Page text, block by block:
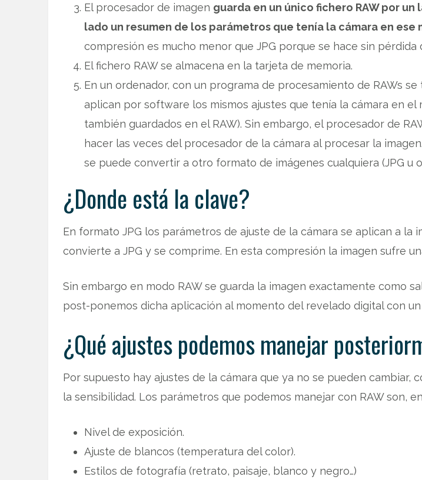
El procesador de imagen guarda en un único fichero RAW por
lado un resumen de los parámetros que tenía la cámara en ese
compresión es mucho menor que JPG porque se hace sin pérdida
El fichero RAW se almacena en la tarjeta de memoria.
En un ordenador, con un programa de procesamiento de RAWs
aplican por software los mismos ajustes que tenía la cámara en
también guardados en el RAW). Sin embargo, el procesador de
hacer las veces del procesador de la cámara al procesar la
se puede convertir a otro formato de imágenes cualquiera (JPG u
¿Donde está la clave?
En formato JPG los parámetros de ajuste de la cámara se aplican a la
convierte a JPG y se comprime. En esta compresión la imagen sufre
Sin embargo en modo RAW se guarda la imagen exactamente como
post-ponemos dicha aplicación al momento del revelado digital con
¿Qué ajustes podemos manejar
Por supuesto hay ajustes de la cámara que ya no se pueden
la sensibilidad. Los parámetros que podemos manejar con RAW son,
Nivel de exposición.
Ajuste de blancos (temperatura del color).
Estilos de fotografía (retrato, paisaje, blanco y negro…)